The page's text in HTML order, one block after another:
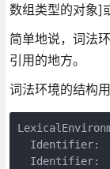
数组类型的对象]
简单地说，词法
引用的地方。
词法环境的结构
Identifier:
Identifier: